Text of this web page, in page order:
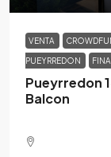
VENTA
PUEYRREDON
Pueyrredon
Balcon